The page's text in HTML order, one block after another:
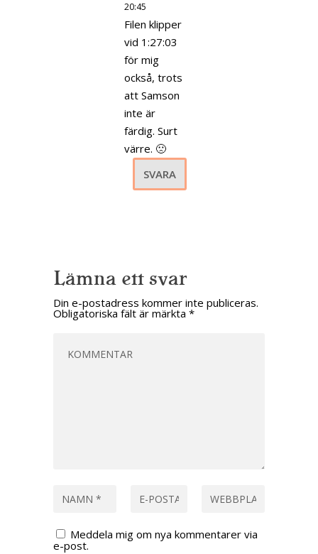
20:45
Filen klipper
vid 1:27:03
för mig
också, trots
att Samson
inte är
färdig. Surt
värre. 🙁
SVARA
Lämna ett svar
Din e-postadress kommer inte publiceras.
Obligatoriska fält är märkta *
Meddela mig om nya kommentarer via
e-post.